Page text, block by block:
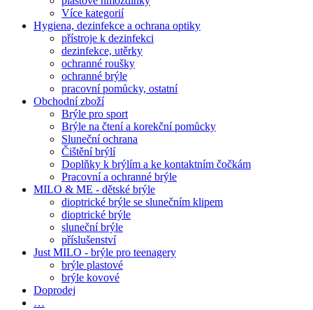
Více kategorií
Hygiena, dezinfekce a ochrana optiky
přístroje k dezinfekci
dezinfekce, utěrky
ochranné roušky
ochranné brýle
pracovní pomůcky, ostatní
Obchodní zboží
Brýle pro sport
Brýle na čtení a korekční pomůcky
Sluneční ochrana
Čištění brýlí
Doplňky k brýlím a ke kontaktním čočkám
Pracovní a ochranné brýle
MILO & ME - dětské brýle
dioptrické brýle se slunečním klipem
dioptrické brýle
sluneční brýle
příslušenství
Just MILO - brýle pro teenagery
brýle plastové
brýle kovové
Doprodej
…